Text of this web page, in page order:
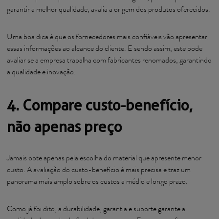
garantir a melhor qualidade, avalia a origem dos produtos oferecidos.
Uma boa dica é que os fornecedores mais confiáveis vão apresentar
essas informações ao alcance do cliente. E sendo assim, este pode
avaliar se a empresa trabalha com fabricantes renomados, garantindo
a qualidade e inovação.
4. Compare custo-benefício,
não apenas preço
Jamais opte apenas pela escolha do material que apresente menor
custo. A avaliação do custo-benefício é mais precisa e traz um
panorama mais amplo sobre os custos a médio e longo prazo.
Como já foi dito, a durabilidade, garantia e suporte garante a